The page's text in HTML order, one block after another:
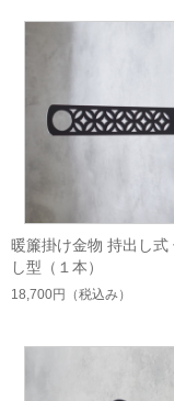
暖簾掛け金物 持出し式
し型（１本）
18,700円 （税込み）